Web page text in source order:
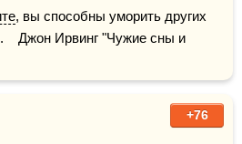
, вы способны уморить других
Джон Ирвинг "Чужие сны и
+76